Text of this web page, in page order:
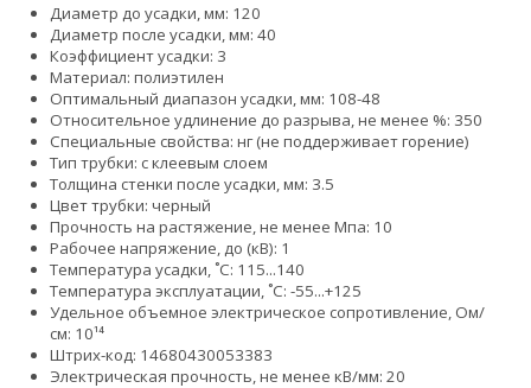
Диаметр до усадки, мм: 120
Диаметр после усадки, мм: 40
Коэффициент усадки: 3
Материал: полиэтилен
Оптимальный диапазон усадки, мм: 108-48
Относительное удлинение до разрыва, не менее %: 350
Специальные свойства: нг (не поддерживает горение)
Тип трубки: с клеевым слоем
Толщина стенки после усадки, мм: 3.5
Цвет трубки: черный
Прочность на растяжение, не менее Мпа: 10
Рабочее напряжение, до (кВ): 1
Температура усадки, ˚С: 115...140
Температура эксплуатации, ˚С: -55...+125
Удельное объемное электрическое сопротивление, Ом/
см: 10¹⁴
Штрих-код: 14680430053383
Электрическая прочность, не менее кВ/мм: 20